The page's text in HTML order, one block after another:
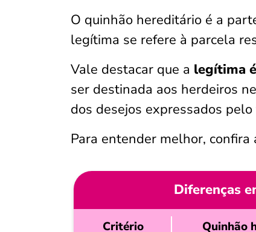
O quinhão hereditário é a
legítima se refere à parcela
Vale destacar que a legítima
ser destinada aos herdeiros
dos desejos expressados
Para entender melhor,
Diferenças
Critério Quinhão